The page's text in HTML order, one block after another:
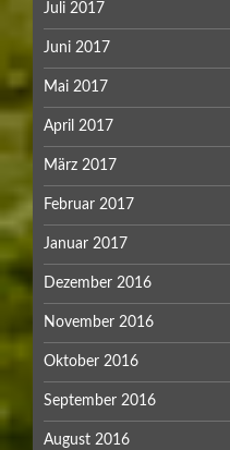
Juli 2017
Juni 2017
Mai 2017
April 2017
März 2017
Februar 2017
Januar 2017
Dezember 2016
November 2016
Oktober 2016
September 2016
August 2016